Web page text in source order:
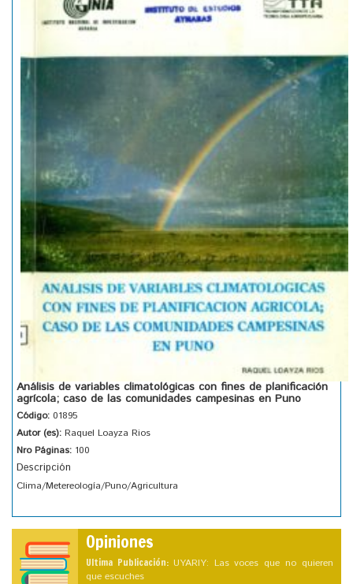
Análisis de variables climatológicas con fines de planificación
agrícola; caso de las comunidades campesinas en Puno
Código: 01895
Autor (es): Raquel Loayza Rios
Nro Páginas: 100
Descripción
Clima/Metereología/Puno/Agricultura
Opiniones
Ultima Publicación: UYARIY: Las voces que no quieren
que escuches